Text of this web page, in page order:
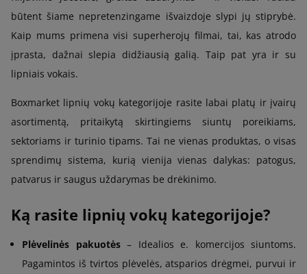
būtent šiame nepretenzingame išvaizdoje slypi jų stiprybė.
Kaip mums primena visi superherojų filmai, tai, kas atrodo
įprasta, dažnai slepia didžiausią galią. Taip pat yra ir su
lipniais vokais.
Boxmarket lipnių vokų kategorijoje rasite labai platų ir įvairų
asortimentą, pritaikytą skirtingiems siuntų poreikiams,
sektoriams ir turinio tipams. Tai ne vienas produktas, o visas
sprendimų sistema, kurią vienija vienas dalykas: patogus,
patvarus ir saugus uždarymas be drėkinimo.
Ką rasite lipnių vokų kategorijoje?
Plėvelinės pakuotės– Idealios e. komercijos siuntoms.
Pagamintos iš tvirtos plėvelės, atsparios drėgmei, purvui ir